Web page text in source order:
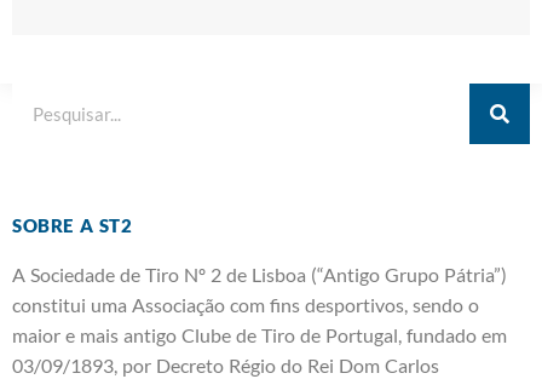
SOBRE A ST2
A Sociedade de Tiro Nº 2 de Lisboa (“Antigo Grupo Pátria”)
constitui uma Associação com fins desportivos, sendo o
maior e mais antigo Clube de Tiro de Portugal, fundado em
03/09/1893, por Decreto Régio do Rei Dom Carlos